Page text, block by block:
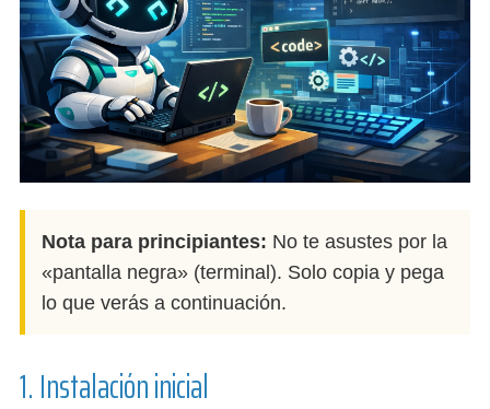
Nota para principiantes: No te asustes por la
«pantalla negra» (terminal). Solo copia y pega
lo que verás a continuación.
1. Instalación inicial